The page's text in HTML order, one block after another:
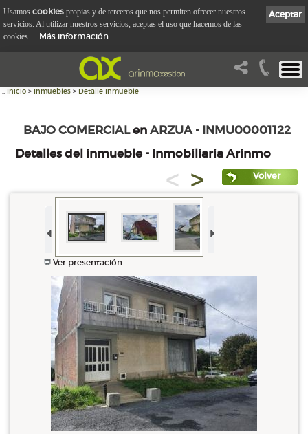
:: Inicio > Inmuebles > Detalle Inmueble
BAJO COMERCIALenARZUA - INMU00001122
Detalles del inmueble - Inmobiliaria Arinmo
< > Volver
Ver presentación
Aceptar
Usamos cookies propias y de terceros que nos permiten ofrecer nuestros
servicios. Al utilizar nuestros servicios, aceptas el uso que hacemos de las
cookies.
Más información